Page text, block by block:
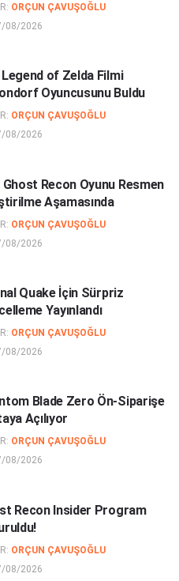
ORÇUN ÇAVUŞOĞLU
08/2026
of Zelda Filmi
Oyuncusunu Buldu
ORÇUN ÇAVUŞOĞLU
08/2026
Ghost Recon Oyunu Resmen
Aşamasında
ORÇUN ÇAVUŞOĞLU
08/2026
Quake İçin Sürpriz
Yayınlandı
ORÇUN ÇAVUŞOĞLU
08/2026
Blade Zero Ön-Siparişe
Açılıyor
ORÇUN ÇAVUŞOĞLU
08/2026
Recon Insider Program
ORÇUN ÇAVUŞOĞLU
08/2026